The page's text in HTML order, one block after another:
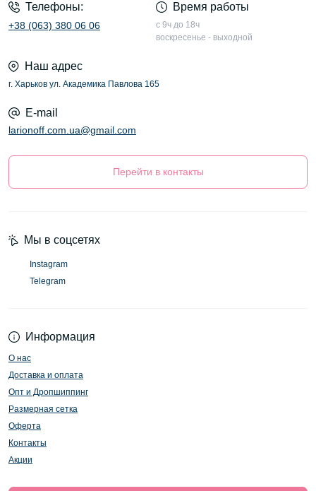
Телефоны:
+38 (063) 380 06 06
Время работы
с 9ч до 18ч
воскресенье - выходной
Наш адрес
г. Харьков ул. Академика Павлова 165
E-mail
larionoff.com.ua@gmail.com
Перейти в контакты
Информация
О нас
Доставка и оплата
Опт и Дропшиппинг
Размерная сетка
Оферта
Контакты
Акции
Мы в соцсетях
Instagram
Telegram